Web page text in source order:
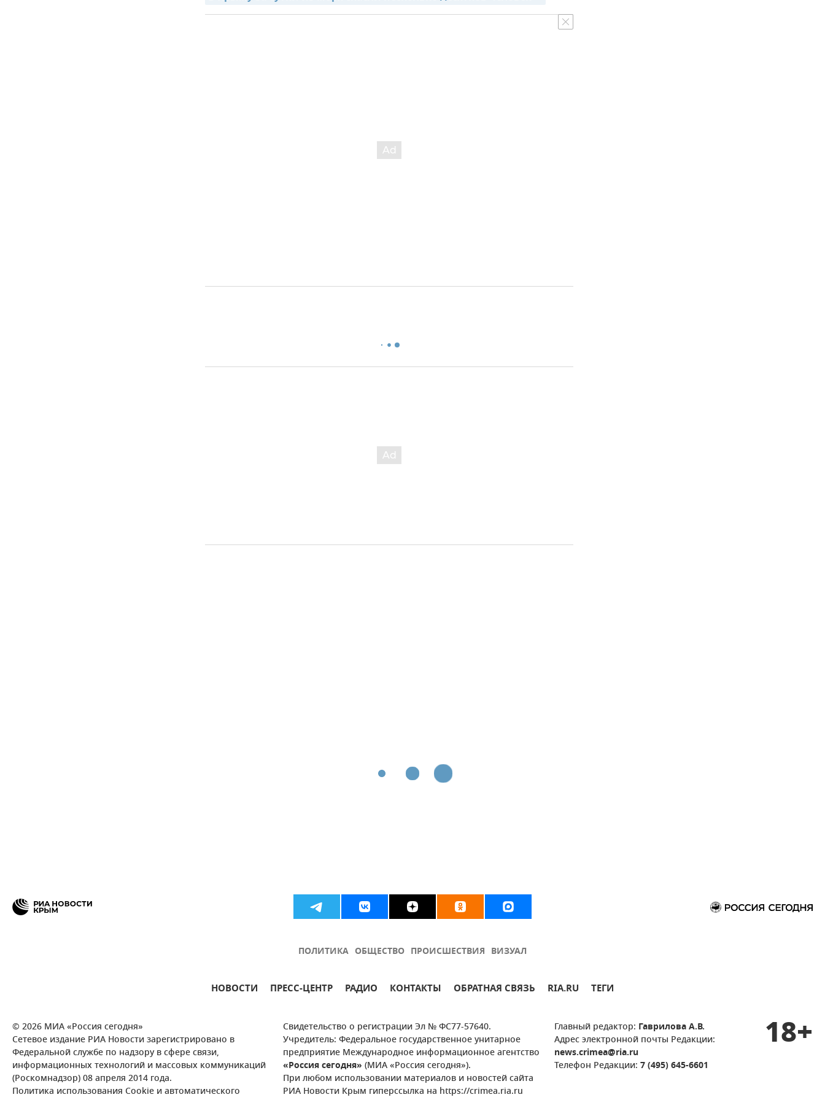
ПОЛИТИКА ОБЩЕСТВО ПРОИСШЕСТВИЯ ВИЗУАЛ
НОВОСТИ ПРЕСС-ЦЕНТР РАДИО КОНТАКТЫ ОБРАТНАЯ СВЯЗЬ RIA.RU ТЕГИ
© 2026 МИА «Россия сегодня»
Сетевое издание РИА Новости зарегистрировано в
Федеральной службе по надзору в сфере связи,
информационных технологий и массовых коммуникаций
(Роскомнадзор) 08 апреля 2014 года.
Политика использования Cookie и автоматического
Свидетельство о регистрации Эл № ФС77-57640.
Учредитель: Федеральное государственное унитарное
предприятие Международное информационное агентство
«Россия сегодня» (МИА «Россия сегодня»).
При любом использовании материалов и новостей сайта
РИА Новости Крым гиперссылка на https://crimea.ria.ru
Главный редактор: Гаврилова А.В.
Адрес электронной почты Редакции:
news.crimea@ria.ru
Телефон Редакции: 7 (495) 645-6601
18+